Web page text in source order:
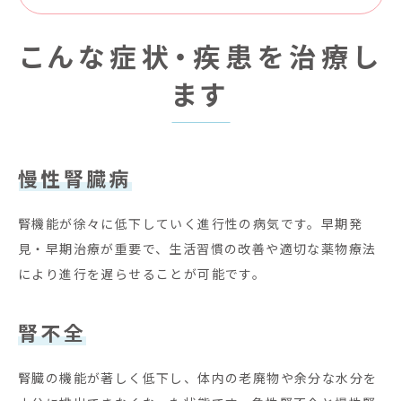
こんな症状・疾患を治療し
ます
慢性腎臓病
腎機能が徐々に低下していく進行性の病気です。早期発
見・早期治療が重要で、生活習慣の改善や適切な薬物療法
により進行を遅らせることが可能です。
腎不全
腎臓の機能が著しく低下し、体内の老廃物や余分な水分を